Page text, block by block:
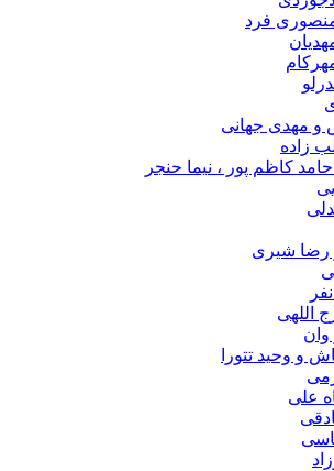
فرد
و مهدی جهانی
زاده
کاظم پور ، نیما حنجر
رضا شیری
اللهی
وان
و وحید تتورا
علی